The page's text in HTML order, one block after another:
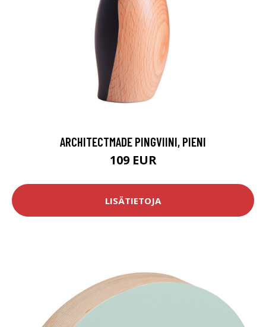
ARCHITECTMADE PINGVIINI, PIENI
109 EUR
LISÄTIETOJA